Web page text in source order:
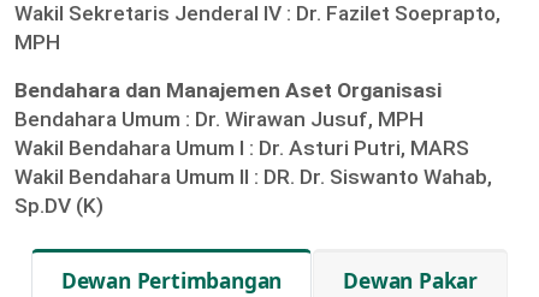
Wakil Sekretaris Jenderal IV : Dr. Fazilet Soeprapto,
MPH
Bendahara dan Manajemen Aset Organisasi
Bendahara Umum : Dr. Wirawan Jusuf, MPH
Wakil Bendahara Umum I : Dr. Asturi Putri, MARS
Wakil Bendahara Umum II : DR. Dr. Siswanto Wahab,
Sp.DV (K)
Dewan Pertimbangan Dewan Pakar